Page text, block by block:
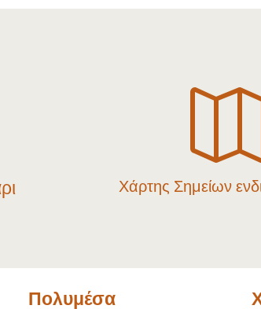
Χάρτης Σημείων
Πολυμέσα